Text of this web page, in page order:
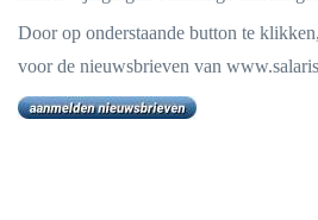
Door op onderstaande button te
voor de nieuwsbrieven van